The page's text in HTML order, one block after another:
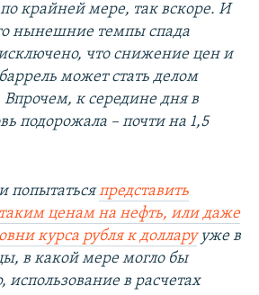
крайней мере, так вскоре. И
нынешние темпы спада
что снижение цен и
может стать делом
к середине дня в
подорожала – почти на 1,5
попытатьсяпредставить
ценам на нефть, или даже
курса рубля к долларууже в
в какой мере могло бы
в расчетах